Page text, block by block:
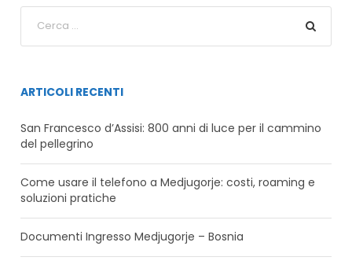
ARTICOLI RECENTI
San Francesco d’Assisi: 800 anni di luce per il cammino
del pellegrino
Come usare il telefono a Medjugorje: costi, roaming e
soluzioni pratiche
Documenti Ingresso Medjugorje – Bosnia